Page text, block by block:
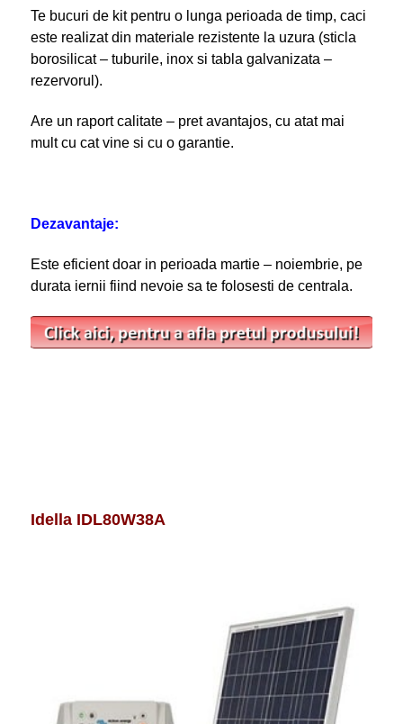
Te bucuri de kit pentru o lunga perioada de timp, caci
este realizat din materiale rezistente la uzura (sticla
borosilicat – tuburile, inox si tabla galvanizata –
rezervorul).
Are un raport calitate – pret avantajos, cu atat mai
mult cu cat vine si cu o garantie.
Dezavantaje:
Este eficient doar in perioada martie – noiembrie, pe
durata iernii fiind nevoie sa te folosesti de centrala.
Idella IDL80W38A